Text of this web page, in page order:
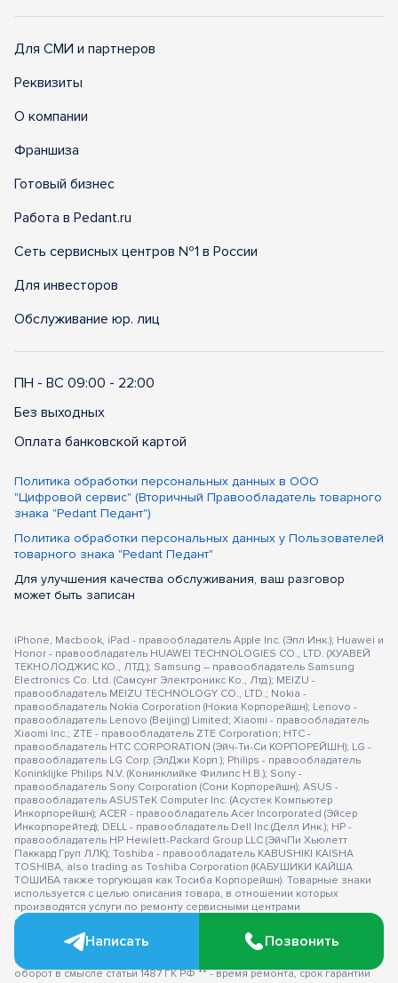
Для СМИ и партнеров
Реквизиты
О компании
Франшиза
Готовый бизнес
Работа в Pedant.ru
Сеть сервисных центров №1 в России
Для инвесторов
Обслуживание юр. лиц
ПН - ВС 09:00 - 22:00
Без выходных
Оплата банковской картой
Политика обработки персональных данных в ООО
"Цифровой сервис" (Вторичный Правообладатель товарного
знака "Pedant Педант")
Политика обработки персональных данных у Пользователей
товарного знака "Pedant Педант"
Для улучшения качества обслуживания, ваш разговор
может быть записан
iPhone, Macbook, iPad - правообладатель Apple Inc. (Эпл Инк.); Huawei и
Honor - правообладатель HUAWEI TECHNOLOGIES CO., LTD. (ХУАВЕЙ
ТЕКНОЛОДЖИС КО., ЛТД.); Samsung – правообладатель Samsung
Electronics Co. Ltd. (Самсунг Электроникс Ко., Лтд.); MEIZU -
правообладатель MEIZU TECHNOLOGY CO., LTD.; Nokia -
правообладатель Nokia Corporation (Нокиа Корпорейшн); Lenovo -
правообладатель Lenovo (Beijing) Limited; Xiaomi - правообладатель
Xiaomi Inc.; ZTE - правообладатель ZTE Corporation; HTC -
правообладатель HTC CORPORATION (Эйч-Ти-Си КОРПОРЕЙШН); LG -
правообладатель LG Corp. (ЭлДжи Корп.); Philips - правообладатель
Koninklijke Philips N.V. (Конинклийке Филипс Н.В.); Sony -
правообладатель Sony Corporation (Сони Корпорейшн); ASUS -
правообладатель ASUSTeK Computer Inc. (Асустек Компьютер
Инкорпорейшн); ACER - правообладатель Acer Incorporated (Эйсер
Инкорпорейтед); DELL - правообладатель Dell Inc.(Делл Инк.); HP -
правообладатель HP Hewlett-Packard Group LLC (ЭйчПи Хьюлетт
Паккард Груп ЛЛК); Toshiba - правообладатель KABUSHIKI KAISHA
TOSHIBA, also trading as Toshiba Corporation (КАБУШИКИ КАЙША
ТОШИБА также торгующая как Тосиба Корпорейшн). Товарные знаки
используется с целью описания товара, в отношении которых
производятся услуги по ремонту сервисными центрами
«PEDANT».Услуги оказываются в неавторизованных сервисных
центрах «PEDANT», не связанными с компаниями Правообладателями
товарных знаков и/или с ее официальными представителями в
отношении товаров, которые уже были введены в гражданский
оборот в смысле статьи 1487 ГК РФ ** - время ремонта, срок гарантии
Написать Позвонить